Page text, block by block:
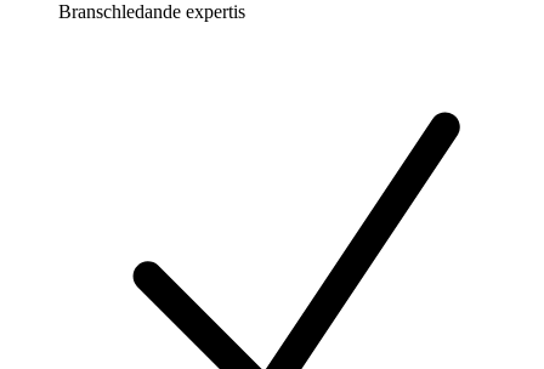
Branschledande expertis